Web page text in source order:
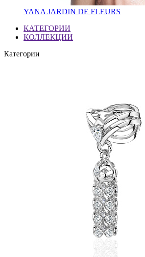
YANA JARDIN DE FLEURS
КАТЕГОРИИ
КОЛЛЕКЦИИ
Категории